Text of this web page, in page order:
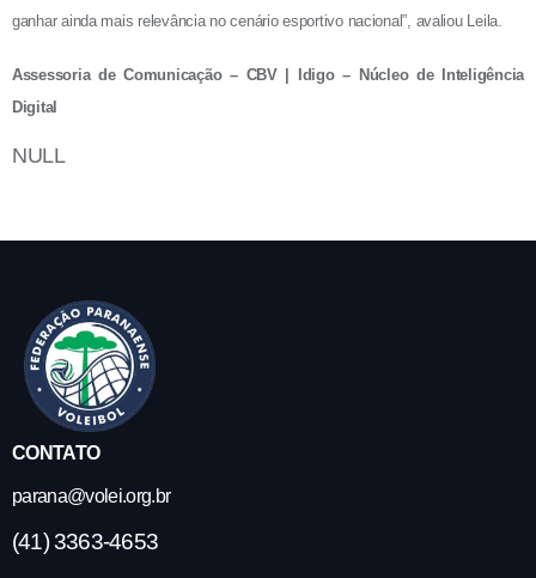
ganhar ainda mais relevância no cenário esportivo nacional”, avaliou Leila.
Assessoria de Comunicação – CBV | Idigo – Núcleo de Inteligência
Digital
NULL
CONTATO
parana@volei.org.br
(41) 3363-4653